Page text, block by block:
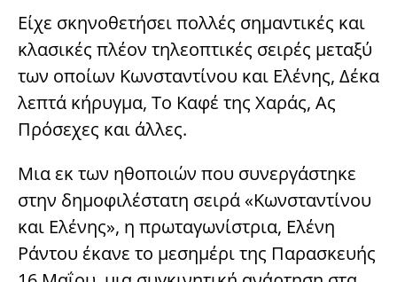
Είχε σκηνοθετήσει πολλές σημαντικές και
κλασικές πλέον τηλεοπτικές σειρές μεταξύ
των οποίων Κωνσταντίνου και Ελένης, Δέκα
λεπτά κήρυγμα, Το Καφέ της Χαράς, Ας
Πρόσεχες και άλλες.
Μια εκ των ηθοποιών που συνεργάστηκε
στην δημοφιλέστατη σειρά «Κωνσταντίνου
και Ελένης», η πρωταγωνίστρια, Ελένη
Ράντου έκανε το μεσημέρι της Παρασκευής